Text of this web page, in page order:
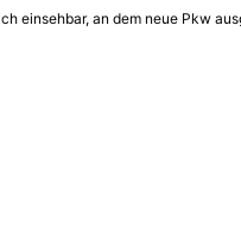
einsehbar, an dem neue Pkw